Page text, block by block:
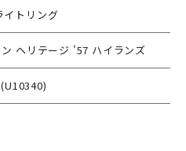
トリング
ヘリテージ '57 ハイランズ